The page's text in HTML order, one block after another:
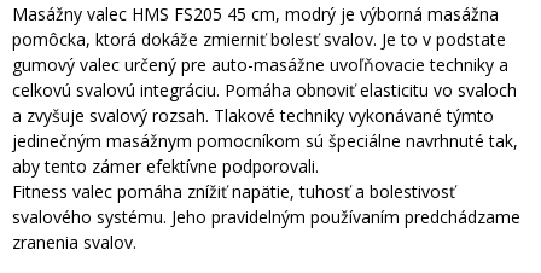
Masážny valec HMS FS205 45 cm, modrý je výborná masážna
pomôcka, ktorá dokáže zmierniť bolesť svalov. Je to v podstate
gumový valec určený pre auto-masážne uvoľňovacie techniky a
celkovú svalovú integráciu. Pomáha obnoviť elasticitu vo svaloch
a zvyšuje svalový rozsah. Tlakové techniky vykonávané týmto
jedinečným masážnym pomocníkom sú špeciálne navrhnuté tak,
aby tento zámer efektívne podporovali.
Fitness valec pomáha znížiť napätie, tuhosť a bolestivosť
svalového systému. Jeho pravidelným používaním predchádzame
zranenia svalov.